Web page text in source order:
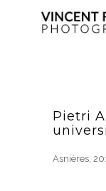
Pietri
Asnières,